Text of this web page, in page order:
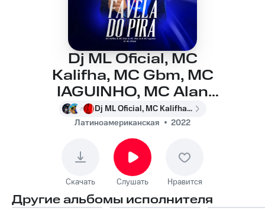
Dj ML Oficial, MC
Kalifha, MC Gbm, MC
IAGUINHO, MC Alan
ZK - Favela do Pira
Dj ML Oficial, MC Kalifha, MC Gbm, MC IAGUINHO, MC Alan ZK
Латиноамериканская
2022
Скачать Слушать Нравится
Другие альбомы исполнителя